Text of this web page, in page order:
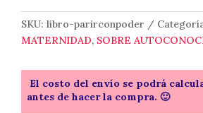
SKU:libro-parirconpoder
MATERNIDAD, SOBRE
El costo del envío se podrá
antes de hacer la compra. 🙂